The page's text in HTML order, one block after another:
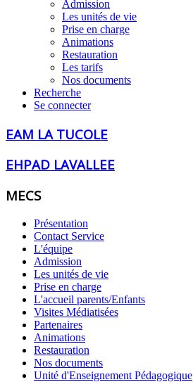
Admission
Les unités de vie
Prise en charge
Animations
Restauration
Les tarifs
Nos documents
Recherche
Se connecter
EAM LA TUCOLE
EHPAD LAVALLEE
MECS
Présentation
Contact Service
L'équipe
Admission
Les unités de vie
Prise en charge
L'accueil parents/Enfants
Visites Médiatisées
Partenaires
Animations
Restauration
Nos documents
Unité d'Enseignement Pédagogique